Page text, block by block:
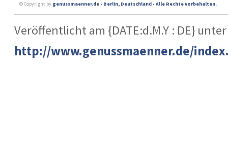
© Copyright by genussmaenner.de - Berlin, Deutschland - Alle Rechte vorbehalten.
Veröffentlicht am {DATE:d.M.Y : DE}
http://www.genussmaenner.de/